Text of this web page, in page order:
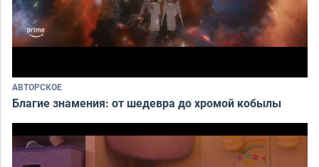
АВТОРСКОЕ
Благие знамения: от шедевра до хромой кобылы